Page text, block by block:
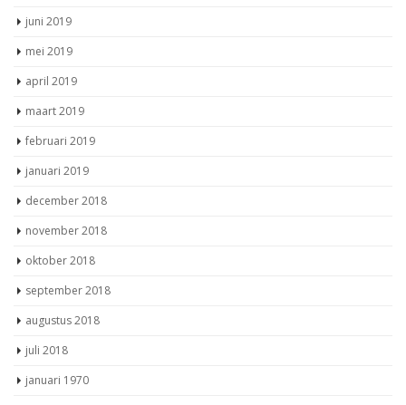
juni 2019
mei 2019
april 2019
maart 2019
februari 2019
januari 2019
december 2018
november 2018
oktober 2018
september 2018
augustus 2018
juli 2018
januari 1970